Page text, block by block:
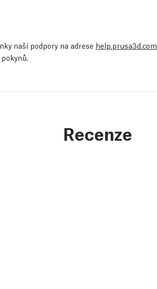
naší podpory na adrese help.prusa3d.com
Recenze